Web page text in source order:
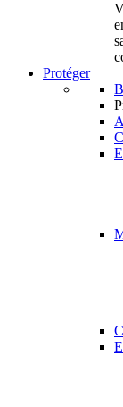
Protéger